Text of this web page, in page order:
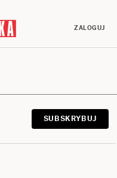
ZALOGUJ
SUBSKRYBUJ